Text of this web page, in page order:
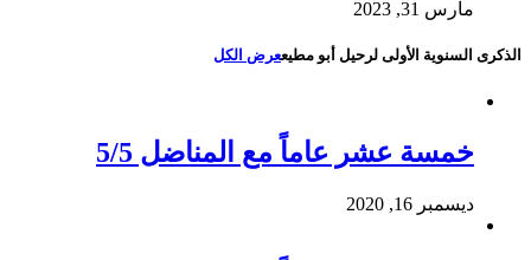
مارس 31, 2023
الذكرى السنوية الأولى لرحيل أبو مطيععرض الكل
خمسة عشر عاماً مع المناضل 5/5
ديسمبر 16, 2020